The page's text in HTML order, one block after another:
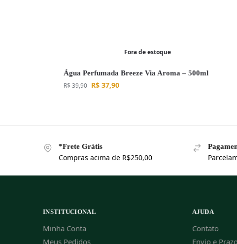
Fora de estoque
Água Perfumada Breeze Via Aroma – 500ml
R$39,90 R$37,90
*Frete Grátis
Compras acima de R$250,00
INSTITUCIONAL
Minha Conta
Meus Pedidos
AJUDA
Contato
Envio e